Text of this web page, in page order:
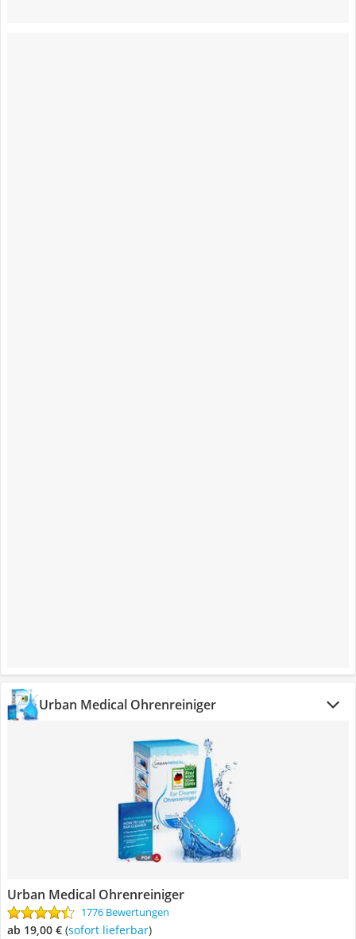
Urban Medical Ohrenreiniger
Urban Medical Ohrenreiniger
1776 Bewertungen
ab 19,00 € ( Sofort lieferbar)